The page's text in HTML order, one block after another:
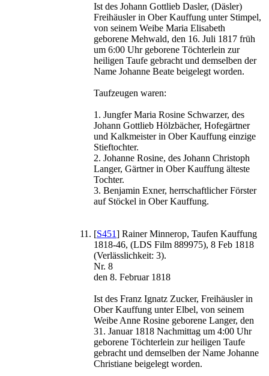
Ist des Johann Gottlieb Dasler, (Däsler)
Freihäusler in Ober Kauffung unter Stimpel,
von seinem Weibe Maria Elisabeth
geborene Mehwald, den 16. Juli 1817 früh
um 6:00 Uhr geborene Töchterlein zur
heiligen Taufe gebracht und demselben der
Name Johanne Beate beigelegt worden.
Taufzeugen waren:
1. Jungfer Maria Rosine Schwarzer, des
Johann Gottlieb Hölzbächer, Hofegärtner
und Kalkmeister in Ober Kauffung einzige
Stieftochter.
2. Johanne Rosine, des Johann Christoph
Langer, Gärtner in Ober Kauffung älteste
Tochter.
3. Benjamin Exner, herrschaftlicher Förster
auf Stöckel in Ober Kauffung.
[S451] Rainer Minnerop, Taufen Kauffung
1818-46, (LDS Film 889975), 8 Feb 1818
(Verlässlichkeit: 3).
Nr. 8
den 8. Februar 1818
Ist des Franz Ignatz Zucker, Freihäusler in
Ober Kauffung unter Elbel, von seinem
Weibe Anne Rosine geborene Langer, den
31. Januar 1818 Nachmittag um 4:00 Uhr
geborene Töchterlein zur heiligen Taufe
gebracht und demselben der Name Johanne
Christiane beigelegt worden.